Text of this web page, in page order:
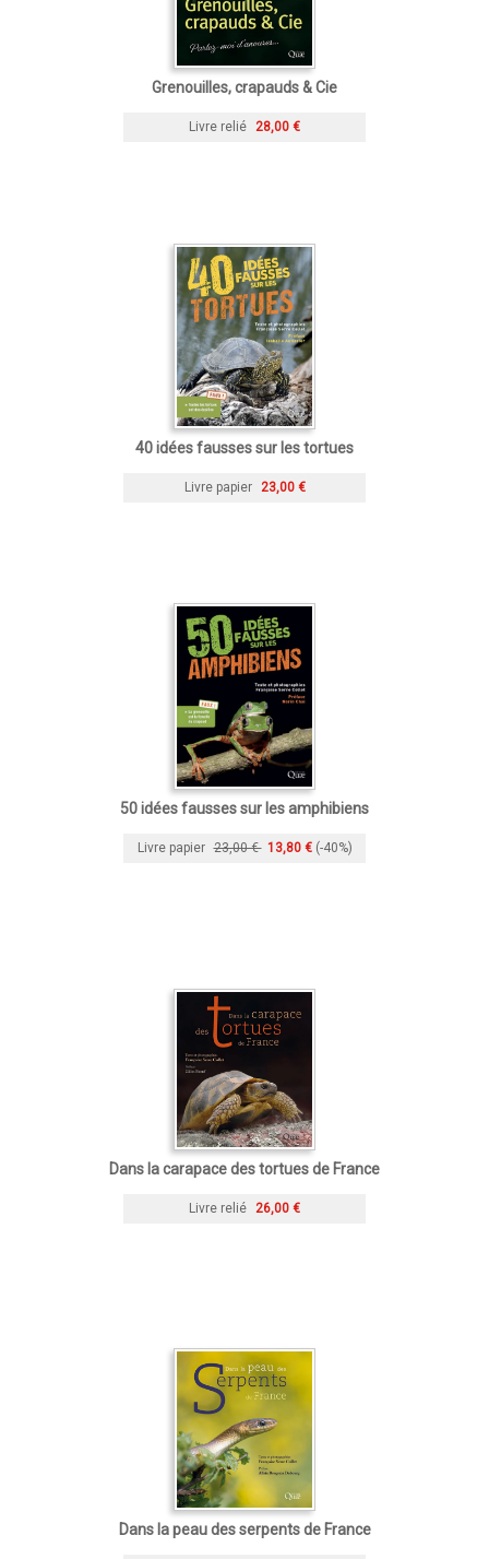
Grenouilles, crapauds & Cie
Livre relié 28,00 €
40 idées fausses sur les tortues
Livre papier 23,00 €
50 idées fausses sur les amphibiens
Livre papier 23,00 € 13,80 € (-40%)
Dans la carapace des tortues de France
Livre relié 26,00 €
Dans la peau des serpents de France